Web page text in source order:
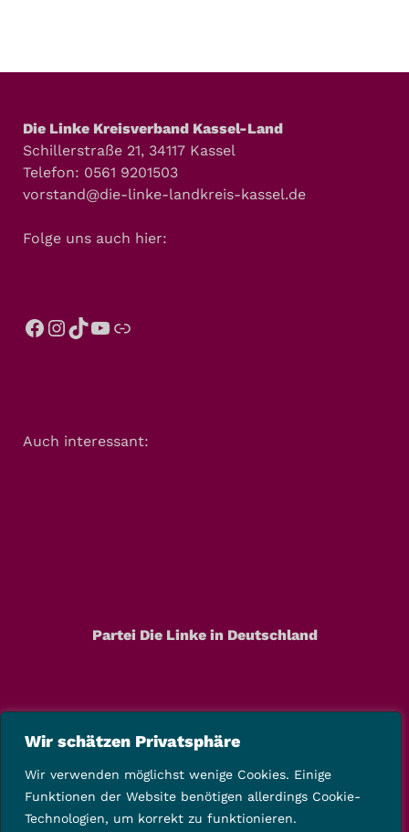
Wir schätzen Privatsphäre
Wir verwenden möglichst wenige Cookies. Einige
Funktionen der Website benötigen allerdings Cookie-
Technologien, um korrekt zu funktionieren.
Die Linke Kreisverband Kassel-Land
Schillerstraße 21, 34117 Kassel
Telefon: 0561 9201503
vorstand@die-linke-landkreis-kassel.de
Folge uns auch hier:
Auch interessant:
Partei Die Linke in Deutschland